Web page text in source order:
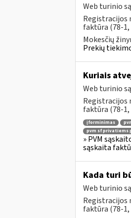
Web turinio
Registracijos
faktūra (78-1,
Mokesčių
Prekių
Kuriais
Web turinio
Registracijos
faktūra (78-1,
įforminimas
pvm sf privatiems
» PVM
sąskaita
Kada turi
Web turinio
Registracijos
faktūra (78-1,